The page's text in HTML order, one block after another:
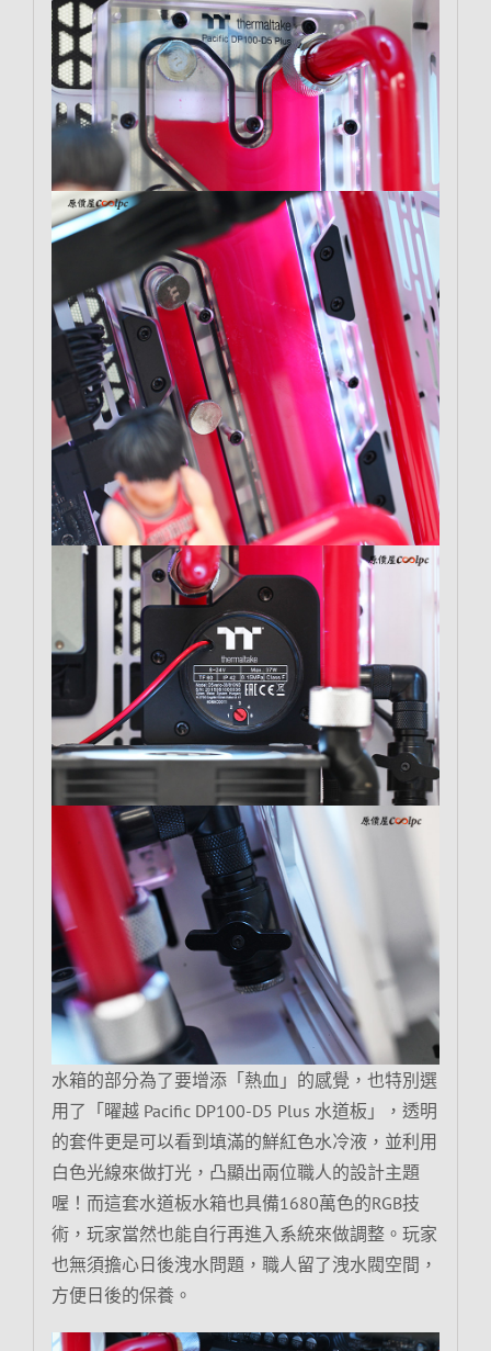
水箱的部分為了要增添「熱血」的感覺，也特別選
用了「曜越 Pacific DP100-D5 Plus 水道板」，透明
的套件更是可以看到填滿的鮮紅色水冷液，並利用
白色光線來做打光，凸顯出兩位職人的設計主題
喔！而這套水道板水箱也具備1680萬色的RGB技
術，玩家當然也能自行再進入系統來做調整。玩家
也無須擔心日後洩水問題，職人留了洩水閥空間，
方便日後的保養。